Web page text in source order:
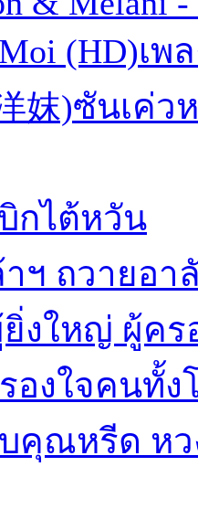
(HD)เพ
妺)ซันเค่ว
กไต้หวัน
ฯ ถวายอา
งใหญ่ ผู้คร
องใจคนทั้ง
คุณหรีด หว